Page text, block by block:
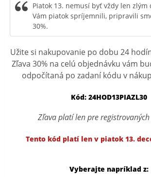
Piatok 13. nemusí byť vždy len zlým
Vám piatok spríjemnili, pripravili
30%.
Užite si nakupovanie po dobu 24
Zľava 30% na celú objednávku vám
odpočítaná po zadaní kódu v
Kód: 24HOD13PIAZL30
Zľava platí len pre
Tento kód platí len v piatok 13.
Vyberajte napríklad z: